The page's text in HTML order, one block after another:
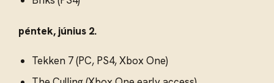
péntek, június 2.
Tekken 7 (PC, PS4, Xbox One)